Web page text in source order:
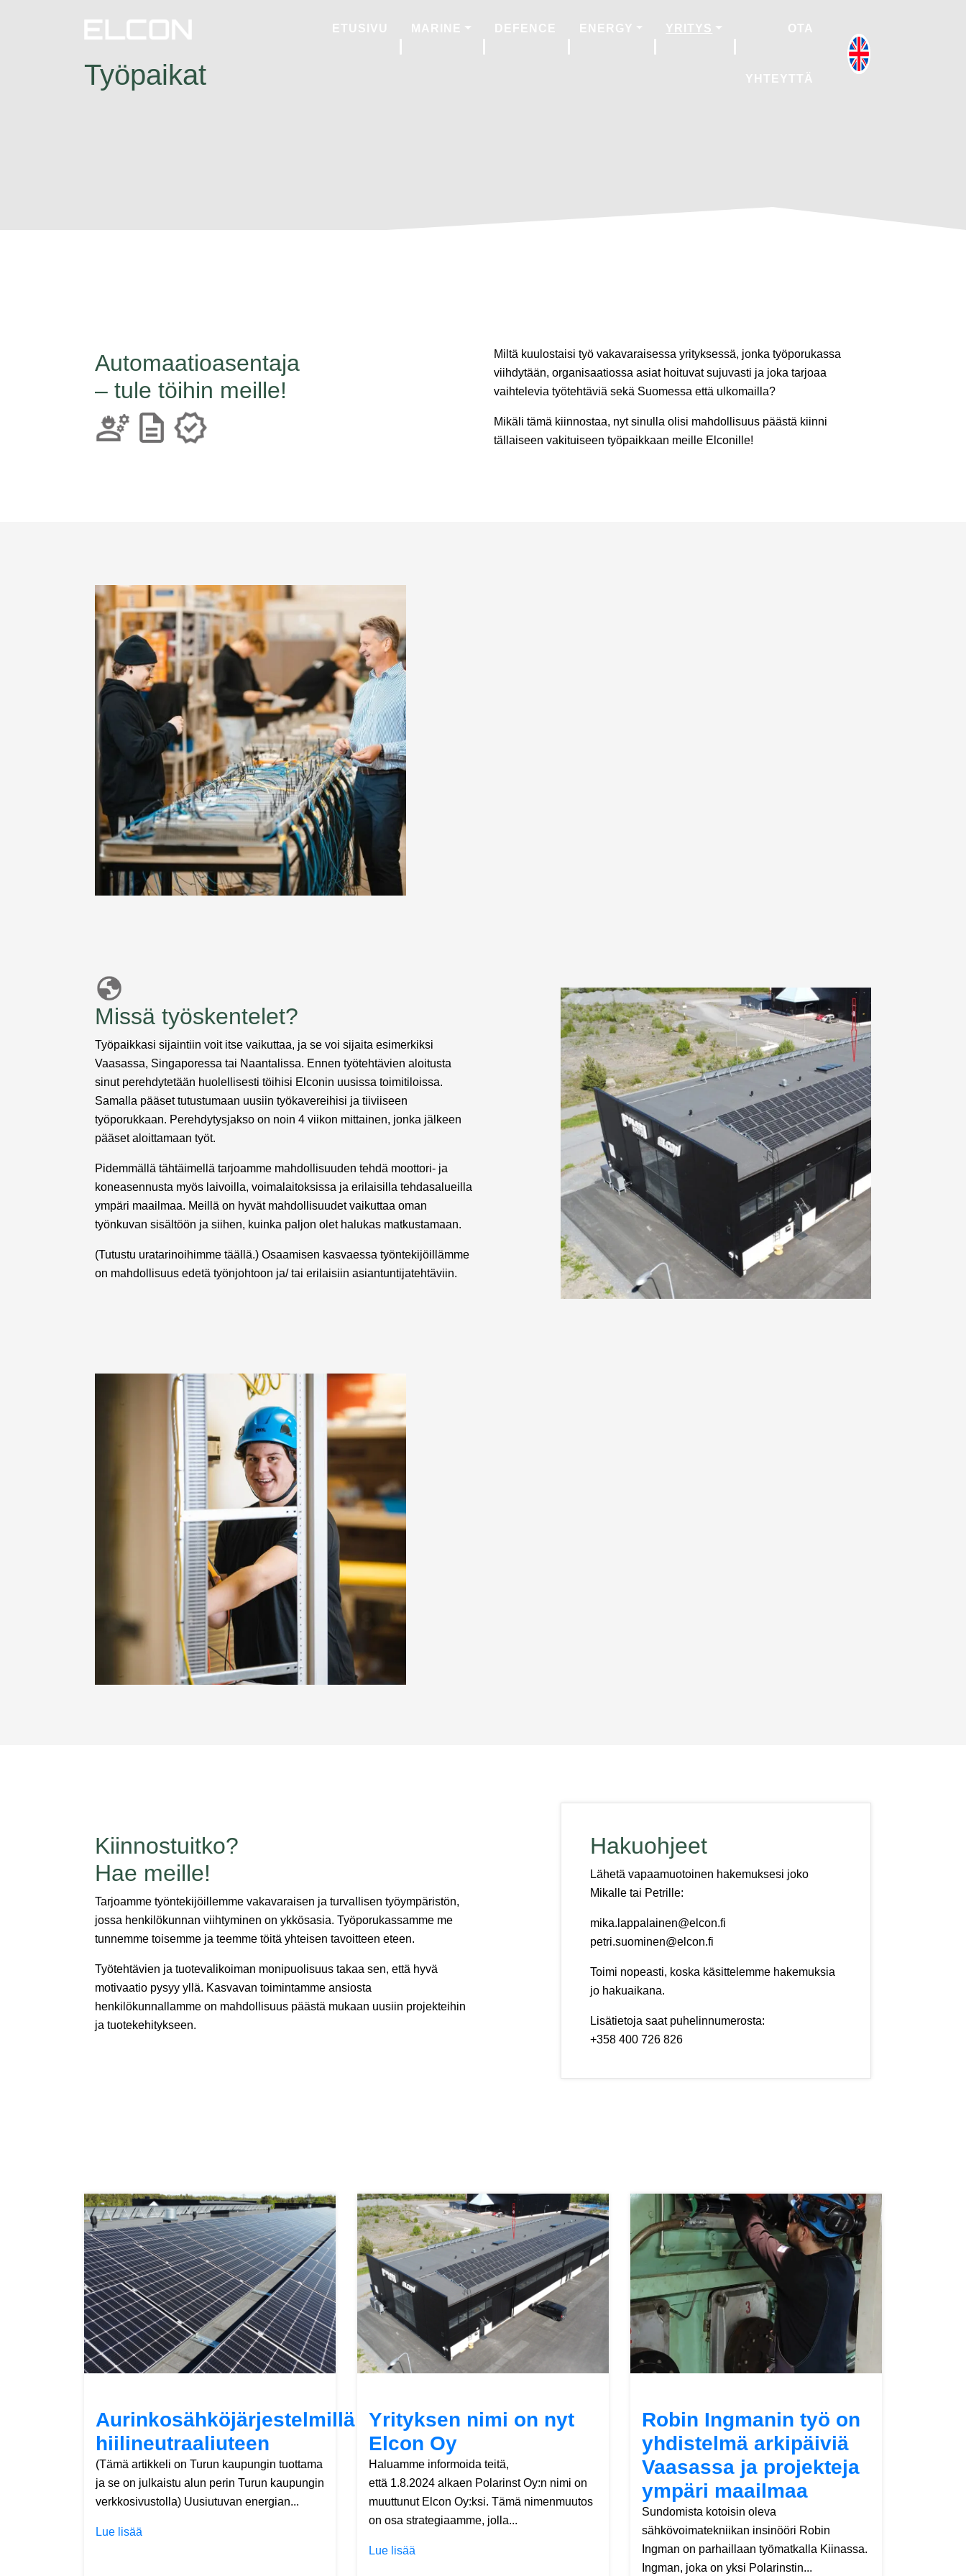
ETUSIVU MARINE DEFENCE ENERGY YRITYS OTA
YHTEYTTÄ
Työpaikat
Automaatioasentaja
– tule töihin meille!
Miltä kuulostaisi työ vakavaraisessa yrityksessä, jonka työporukassa
viihdytään, organisaatiossa asiat hoituvat sujuvasti ja joka tarjoaa
vaihtelevia työtehtäviä sekä Suomessa että ulkomailla?
Mikäli tämä kiinnostaa, nyt sinulla olisi mahdollisuus päästä kiinni
tällaiseen vakituiseen työpaikkaan meille Elconille!
Missä työskentelet?
Työpaikkasi sijaintiin voit itse vaikuttaa, ja se voi sijaita esimerkiksi
Vaasassa, Singaporessa tai Naantalissa. Ennen työtehtävien aloitusta
sinut perehdytetään huolellisesti töihisi Elconin uusissa toimitiloissa.
Samalla pääset tutustumaan uusiin työkavereihisi ja tiiviiseen
työporukkaan. Perehdytysjakso on noin 4 viikon mittainen, jonka jälkeen
pääset aloittamaan työt.
Pidemmällä tähtäimellä tarjoamme mahdollisuuden tehdä moottori- ja
koneasennusta myös laivoilla, voimalaitoksissa ja erilaisilla tehdasalueilla
ympäri maailmaa. Meillä on hyvät mahdollisuudet vaikuttaa oman
työnkuvan sisältöön ja siihen, kuinka paljon olet halukas matkustamaan.
(Tutustu uratarinoihimme täällä.) Osaamisen kasvaessa työntekijöillämme
on mahdollisuus edetä työnjohtoon ja/ tai erilaisiin asiantuntijatehtäviin.
Kiinnostuitko?
Hae meille!
Tarjoamme työntekijöillemme vakavaraisen ja turvallisen työympäristön,
jossa henkilökunnan viihtyminen on ykkösasia. Työporukassamme me
tunnemme toisemme ja teemme töitä yhteisen tavoitteen eteen.
Työtehtävien ja tuotevalikoiman monipuolisuus takaa sen, että hyvä
motivaatio pysyy yllä. Kasvavan toimintamme ansiosta
henkilökunnallamme on mahdollisuus päästä mukaan uusiin projekteihin
ja tuotekehitykseen.
Hakuohjeet
Lähetä vapaamuotoinen hakemuksesi joko
Mikalle tai Petrille:
mika.lappalainen@elcon.fi
petri.suominen@elcon.fi
Toimi nopeasti, koska käsittelemme hakemuksia
jo hakuaikana.
Lisätietoja saat puhelinnumerosta:
+358 400 726 826
Aurinkosähköjärjestelmillä
hiilineutraaliuteen
(Tämä artikkeli on Turun kaupungin tuottama
ja se on julkaistu alun perin Turun kaupungin
verkkosivustolla) Uusiutuvan energian...
Lue lisää
Yrityksen nimi on nyt
Elcon Oy
Haluamme informoida teitä,
että 1.8.2024 alkaen Polarinst Oy:n nimi on
muuttunut Elcon Oy:ksi. Tämä nimenmuutos
on osa strategiaamme, jolla...
Lue lisää
Robin Ingmanin työ on
yhdistelmä arkipäiviä
Vaasassa ja projekteja
ympäri maailmaa
Sundomista kotoisin oleva
sähkövoimatekniikan insinööri Robin
Ingman on parhaillaan työmatkalla Kiinassa.
Ingman, joka on yksi Polarinstin...